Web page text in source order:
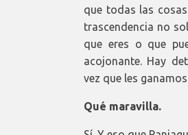
que todas las
trascendencia no
que eres o que
acojonante. Hay
vez que les
Qué maravilla.